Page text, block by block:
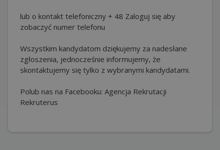
lub o kontakt telefoniczny + 48 Zaloguj się aby
zobaczyć numer telefonu
Wszystkim kandydatom dziękujemy za nadesłane
zgłoszenia, jednocześnie informujemy, że
skontaktujemy się tylko z wybranymi kandydatami.
Polub nas na Facebooku: Agencja Rekrutacji
Rekruterus